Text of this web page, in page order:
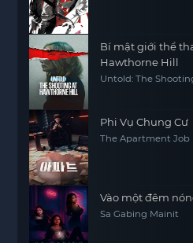
Bí mật giới thể
Hawthorne Hill
Untold: The
Phi Vụ Chung Cư
The Apartment Job
Vào một đêm
Sa Gabing Mainit